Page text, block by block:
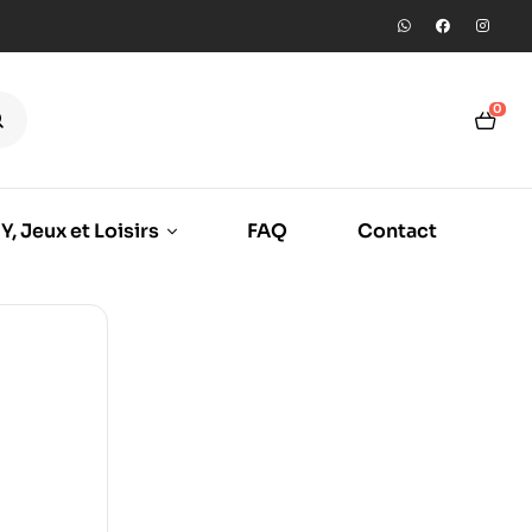
0
Jeux et Loisirs FAQ Contact